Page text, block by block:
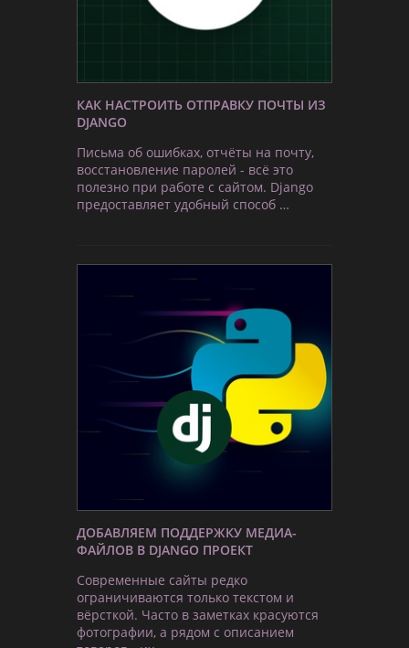
КАК НАСТРОИТЬ ОТПРАВКУ ПОЧТЫ ИЗ
DJANGO
Письма об ошибках, отчёты на почту,
восстановление паролей - всё это
полезно при работе с сайтом. Django
предоставляет удобный способ …
ДОБАВЛЯЕМ ПОДДЕРЖКУ МЕДИА-
ФАЙЛОВ В DJANGO ПРОЕКТ
Современные сайты редко
ограничиваются только текстом и
вёрсткой. Часто в заметках красуются
фотографии, а рядом с описанием